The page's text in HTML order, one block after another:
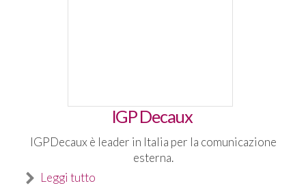
IGP Decaux
IGPDecaux è leader in Italia per la comunicazione
esterna.
Leggi tutto